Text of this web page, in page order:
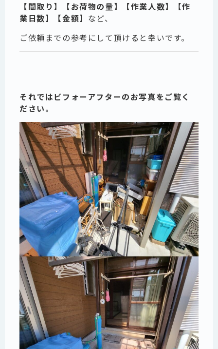
【間取り】【お荷物の量】【作業人数】【作
業日数】【金額】 など、
ご依頼までの参考にして頂けると幸いです。
それではビフォーアフターのお写真をご覧く
ださい。